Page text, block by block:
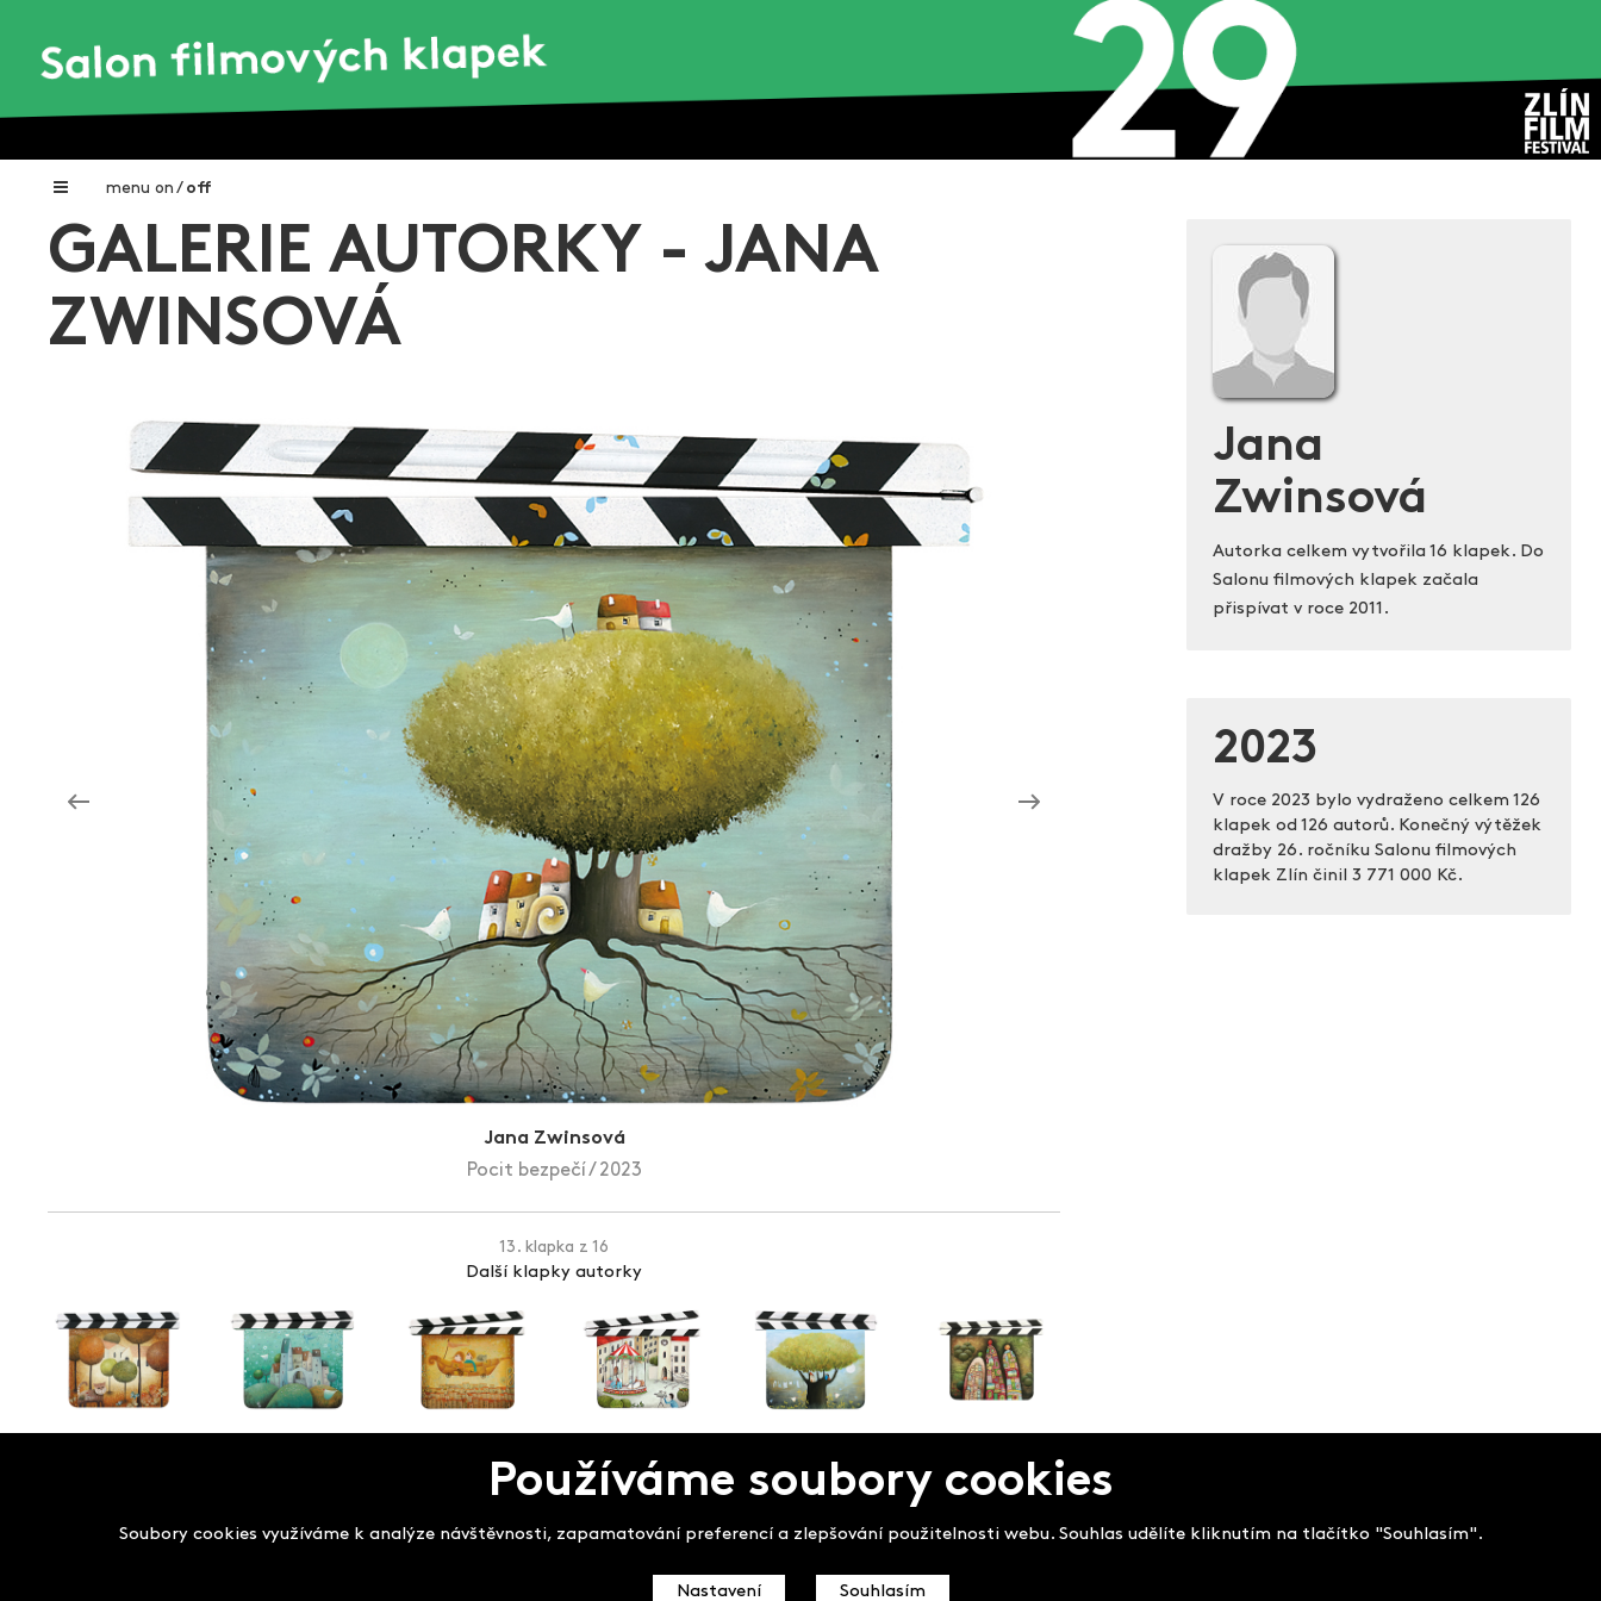
menu on / off
Home
Galerie filmových klapek
O projektu
Aktuální výstavy
Aukce filmových klapek
Zlín Film Festival
GALERIE AUTORKY - JANA
ZWINSOVÁ
Jana Zwinsová
Pocit bezpečí / 2023
13. klapka z 16
Další klapky autorky
Jana
Zwinsová
Autorka celkem vytvořila 16 klapek. Do
Salonu filmových klapek začala
přispívat v roce 2011.
2023
V roce 2023 bylo vydraženo celkem 126
klapek od 126 autorů. Konečný výtěžek
dražby 26. ročníku Salonu filmových
klapek Zlín činil 3 771 000 Kč.
Salon filmových klapek
Používáme soubory cookies
Soubory cookies využíváme k analýze návštěvnosti, zapamatování preferencí a zlepšování použitelnosti webu. Souhlas udělíte kliknutím na tlačítko "Souhlasím".
Nastavení Souhlasím